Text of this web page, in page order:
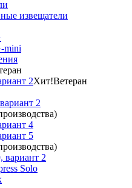
извещатели
mini
2Хит!Ветеран
2
4
5
вариант 2
Solo